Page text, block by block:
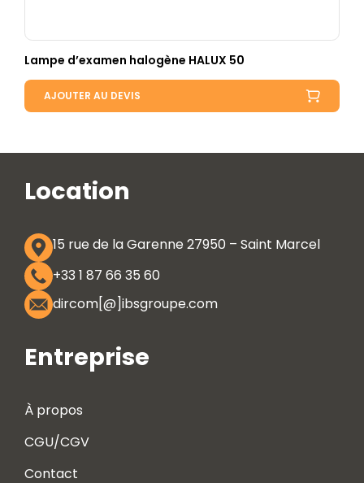
Lampe d’examen halogène HALUX 50
AJOUTER AU DEVIS
Location
15 rue de la Garenne 27950 – Saint Marcel
+33 1 87 66 35 60
dircom[@]ibsgroupe.com
Entreprise
À propos
CGU/CGV
Contact